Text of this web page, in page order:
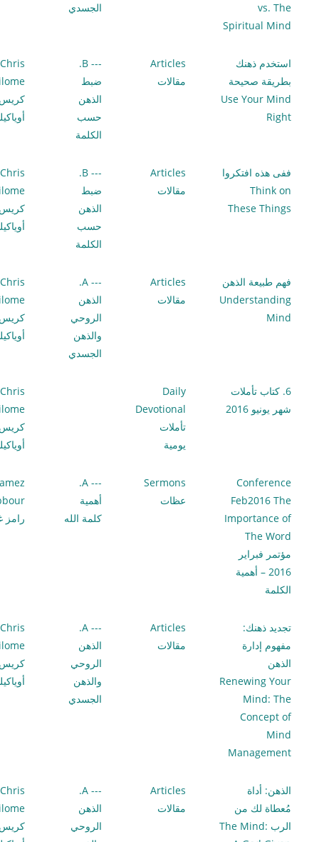
vs. The
Spiritual Mind
الجسدي
استخدم ذهنك
بطريقة صحيحة
Use Your Mind
Right
Articles
مقالات
--- B.
ضبط
الذهن
حسب
الكلمة
Chris
ففى هذه افتكروا
Think on
These Things
Articles
مقالات
--- B.
ضبط
الذهن
حسب
الكلمة
Chris
فهم طبيعة الذهن
Understanding
Mind
Articles
مقالات
--- A.
الذهن
الروحي
والذهن
الجسدي
Chris
6. كتاب تأملات
شهر يونيو 2016
Daily
Devotional
تأملات
يومية
Chris
Conference
Feb2016 The
Importance of
The Word
مؤتمر فبراير
2016 – أهمية
الكلمة
Sermons
عظات
--- A.
أهمية
كلمة الله
رامز
تجديد ذهنك:
مفهوم إدارة
الذهن
Renewing Your
Mind: The
Concept of
Mind
Management
Articles
مقالات
--- A.
الذهن
الروحي
والذهن
الجسدي
Chris
الذهن: أداة
مُعطاة لك من
الرب The Mind:
Articles
مقالات
--- A.
الذهن
الروحي
Chris